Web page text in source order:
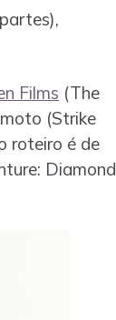
Films (The
(Strike
roteiro é de
Diamond